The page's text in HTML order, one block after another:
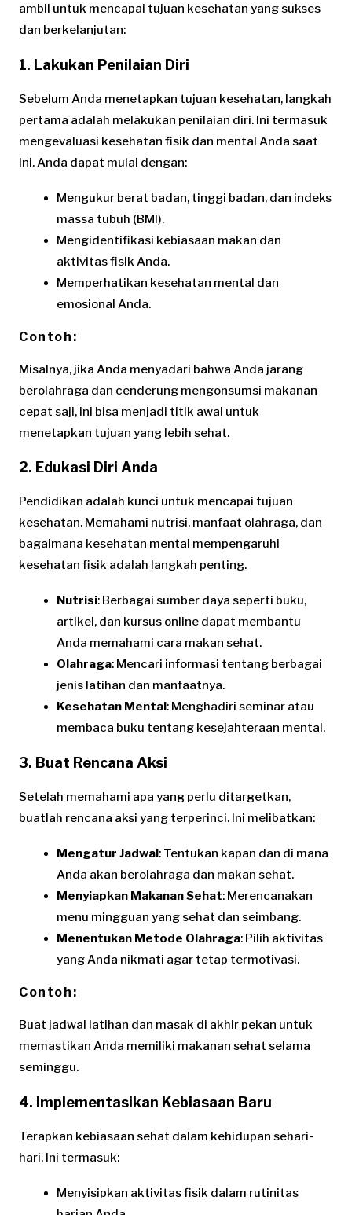
ambil untuk mencapai tujuan kesehatan yang sukses
dan berkelanjutan:
1. Lakukan Penilaian Diri
Sebelum Anda menetapkan tujuan kesehatan, langkah
pertama adalah melakukan penilaian diri. Ini termasuk
mengevaluasi kesehatan fisik dan mental Anda saat
ini. Anda dapat mulai dengan:
Mengukur berat badan, tinggi badan, dan indeks
massa tubuh (BMI).
Mengidentifikasi kebiasaan makan dan
aktivitas fisik Anda.
Memperhatikan kesehatan mental dan
emosional Anda.
Contoh:
Misalnya, jika Anda menyadari bahwa Anda jarang
berolahraga dan cenderung mengonsumsi makanan
cepat saji, ini bisa menjadi titik awal untuk
menetapkan tujuan yang lebih sehat.
2. Edukasi Diri Anda
Pendidikan adalah kunci untuk mencapai tujuan
kesehatan. Memahami nutrisi, manfaat olahraga, dan
bagaimana kesehatan mental mempengaruhi
kesehatan fisik adalah langkah penting.
Nutrisi: Berbagai sumber daya seperti buku,
artikel, dan kursus online dapat membantu
Anda memahami cara makan sehat.
Olahraga: Mencari informasi tentang berbagai
jenis latihan dan manfaatnya.
Kesehatan Mental : Menghadiri seminar atau
membaca buku tentang kesejahteraan mental.
3. Buat Rencana Aksi
Setelah memahami apa yang perlu ditargetkan,
buatlah rencana aksi yang terperinci. Ini melibatkan:
Mengatur Jadwal : Tentukan kapan dan di mana
Anda akan berolahraga dan makan sehat.
Menyiapkan Makanan Sehat: Merencanakan
menu mingguan yang sehat dan seimbang.
Menentukan Metode Olahraga: Pilih aktivitas
yang Anda nikmati agar tetap termotivasi.
Contoh:
Buat jadwal latihan dan masak di akhir pekan untuk
memastikan Anda memiliki makanan sehat selama
seminggu.
4. Implementasikan Kebiasaan Baru
Terapkan kebiasaan sehat dalam kehidupan sehari-
hari. Ini termasuk:
Menyisipkan aktivitas fisik dalam rutinitas